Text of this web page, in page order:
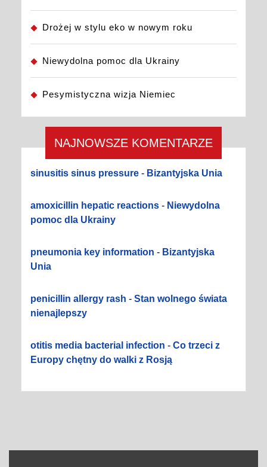
Drożej w stylu eko w nowym roku
Niewydolna pomoc dla Ukrainy
Pesymistyczna wizja Niemiec
NAJNOWSZE KOMENTARZE
sinusitis sinus pressure - Bizantyjska Unia
amoxicillin hepatic reactions - Niewydolna
pomoc dla Ukrainy
pneumonia key information - Bizantyjska
Unia
penicillin allergy rash - Stan wolnego świata
nienajlepszy
otitis media bacterial infection - Co trzeci z
Europy chętny do walki z Rosją